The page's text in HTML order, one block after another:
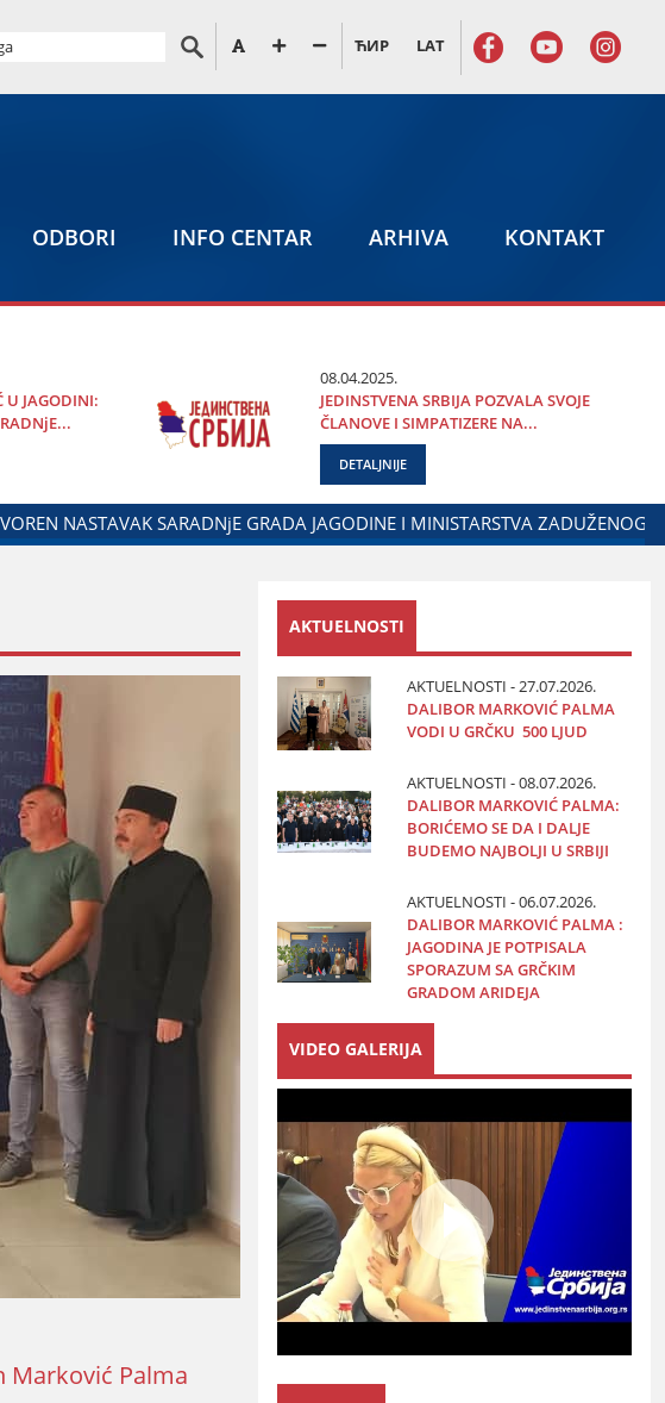
ЋИР LAT
ODBORI INFO CENTAR ARHIVA KONTAKT
U ЈAGODINI:
08.04.2025.
ЈEDINSTVENA SRBIЈA POZVALA SVOЈE
ČLANOVE I SIMPATIZERE NA...
DETALJNIJE
DALIBOR MARKOVIĆ NA OBELEŽAVANjU DANA POLICIЈE I MINISTARSTVA
Marković Palma
AKTUELNOSTI
AKTUELNOSTI - 27.07.2026.
DALIBOR MARKOVIĆ PALMA
VODI U GRČKU 500 LJUD
AKTUELNOSTI - 08.07.2026.
DALIBOR MARKOVIĆ PALMA:
BORIĆEMO SE DA I DALJE
BUDEMO NAJBOLJI U SRBIJI
AKTUELNOSTI - 06.07.2026.
DALIBOR MARKOVIĆ PALMA :
JAGODINA JE POTPISALA
SPORAZUM SA GRČKIM
GRADOM ARIDEJA
VIDEO GALERIJA